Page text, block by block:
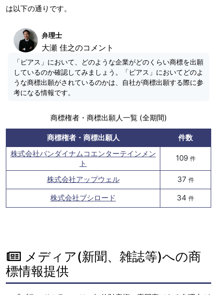
は以下の通りです。
弁理士
大瀬 佳之のコメント
「ピアス」において、どのような企業がどのくらい商標を出願
しているのか確認してみましょう。「ピアス」においてどのよ
うな商標出願がされているのかは、自社が商標出願する際に参
考になる情報です。
商標権者・商標出願人一覧 (全期間)
商標権者・商標出願人
件数
株式会社バンダイナムコエンターテインメン
ト
109 件
株式会社アップウェル 37 件
株式会社ブシロード 34 件
メディア(新聞、雑誌等)への商
標情報提供